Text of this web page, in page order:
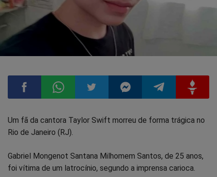
Compartilhar
Facebook
Compartilhar
Whatsapp
Compartilhar
Twitter
Compartilhar
Messenger
Compartilhar
TelegramGettr
Um fã da cantora Taylor Swift morreu de forma trágica no
Rio de Janeiro (RJ).
Gabriel Mongenot Santana Milhomem Santos, de 25 anos,
foi vítima de um latrocínio, segundo a imprensa carioca.